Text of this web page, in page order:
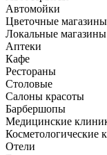
Автомойки
Цветочные магазины
Локальные
Аптеки
Кафе
Рестораны
Столовые
Салоны красоты
Барбершопы
Медицинские
Косметологические
Отели